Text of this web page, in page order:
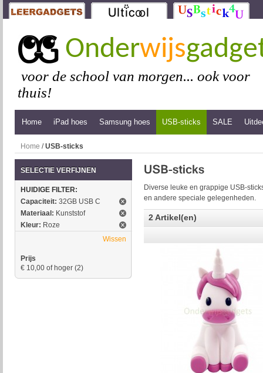
Onderwijs
voor de school van morgen... ook voor
thuis!
Home iPad hoes Samsung hoes USB-sticks SALE
Home /USB-sticks
Diverse leuke en grappige USB-
en andere speciale gelegenheden.
2 Artikel(en)
SELECTIE VERFIJNEN
HUIDIGE FILTER:
Capaciteit: 32GB USB C
Materiaal: Kunststof
Kleur: Roze
Wissen
Prijs
€ 10,00 of hoger (2)